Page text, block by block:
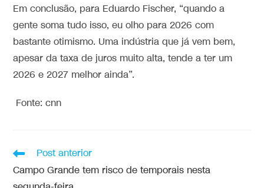
Em conclusão, para Eduardo Fischer, “quando a
gente soma tudo isso, eu olho para 2026 com
bastante otimismo. Uma indústria que já vem bem,
apesar da taxa de juros muito alta, tende a ter um
2026 e 2027 melhor ainda”.
Fonte: cnn
Post anterior
Campo Grande tem risco de temporais nesta